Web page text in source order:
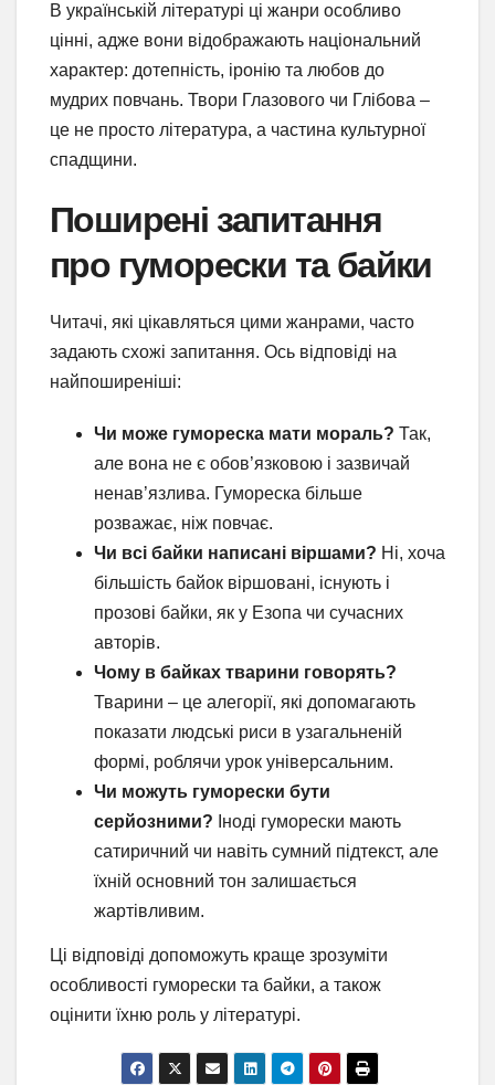
В українській літературі ці жанри особливо
цінні, адже вони відображають національний
характер: дотепність, іронію та любов до
мудрих повчань. Твори Глазового чи Глібова –
це не просто література, а частина культурної
спадщини.
Поширені запитання
про гуморески та байки
Читачі, які цікавляться цими жанрами, часто
задають схожі запитання. Ось відповіді на
найпоширеніші:
Чи може гумореска мати мораль? Так,
але вона не є обов’язковою і зазвичай
ненав’язлива. Гумореска більше
розважає, ніж повчає.
Чи всі байки написані віршами? Ні, хоча
більшість байок віршовані, існують і
прозові байки, як у Езопа чи сучасних
авторів.
Чому в байках тварини говорять?
Тварини – це алегорії, які допомагають
показати людські риси в узагальненій
формі, роблячи урок універсальним.
Чи можуть гуморески бути
серйозними? Іноді гуморески мають
сатиричний чи навіть сумний підтекст, але
їхній основний тон залишається
жартівливим.
Ці відповіді допоможуть краще зрозуміти
особливості гуморески та байки, а також
оцінити їхню роль у літературі.